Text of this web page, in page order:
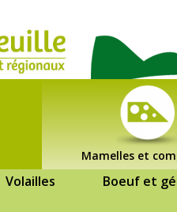
Mamelles et
Volailles Boeuf et